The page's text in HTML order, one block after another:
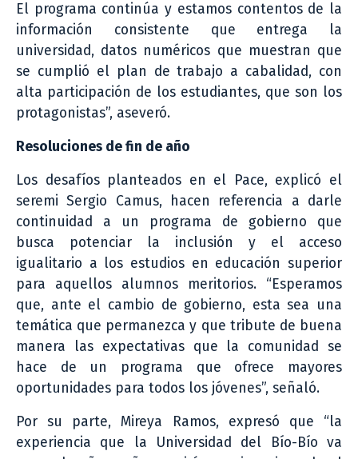
El programa continúa y estamos contentos de la
información consistente que entrega la
universidad, datos numéricos que muestran que
se cumplió el plan de trabajo a cabalidad, con
alta participación de los estudiantes, que son los
protagonistas”, aseveró.
Resoluciones de fin de año
Los desafíos planteados en el Pace, explicó el
seremi Sergio Camus, hacen referencia a darle
continuidad a un programa de gobierno que
busca potenciar la inclusión y el acceso
igualitario a los estudios en educación superior
para aquellos alumnos meritorios. “Esperamos
que, ante el cambio de gobierno, esta sea una
temática que permanezca y que tribute de buena
manera las expectativas que la comunidad se
hace de un programa que ofrece mayores
oportunidades para todos los jóvenes”, señaló.
Por su parte, Mireya Ramos, expresó que “la
experiencia que la Universidad del Bío-Bío va